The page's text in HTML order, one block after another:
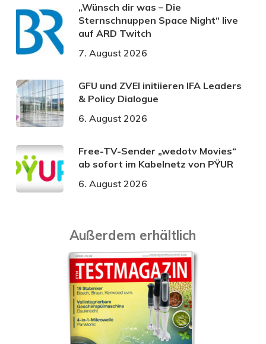
„Wünsch dir was – Die
Sternschnuppen Space Night“ live
auf ARD Twitch
7. August 2026
GFU und ZVEI initiieren IFA Leaders
& Policy Dialogue
6. August 2026
Free-TV-Sender „wedotv Movies“
ab sofort im Kabelnetz von PŸUR
6. August 2026
Außerdem erhältlich